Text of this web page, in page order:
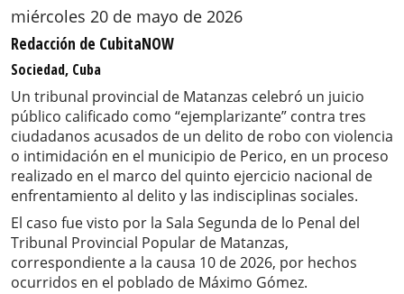
miércoles 20 de mayo de 2026
Redacción de CubitaNOW
Sociedad, Cuba
Un tribunal provincial de Matanzas celebró un juicio
público calificado como “ejemplarizante” contra tres
ciudadanos acusados de un delito de robo con violencia
o intimidación en el municipio de Perico, en un proceso
realizado en el marco del quinto ejercicio nacional de
enfrentamiento al delito y las indisciplinas sociales.
El caso fue visto por la Sala Segunda de lo Penal del
Tribunal Provincial Popular de Matanzas,
correspondiente a la causa 10 de 2026, por hechos
ocurridos en el poblado de Máximo Gómez.